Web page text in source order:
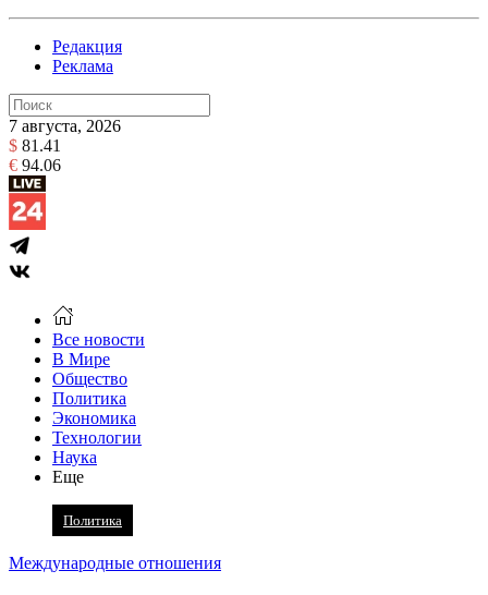
Редакция
Реклама
7 августа, 2026
$ 81.41
€ 94.06
Все новости
В Мире
Общество
Политика
Экономика
Технологии
Наука
Еще
Политика
Международные отношения